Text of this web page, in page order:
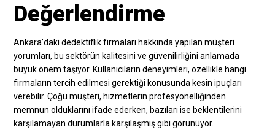
Değerlendirme
Ankara’daki dedektiflik firmaları hakkında yapılan müşteri
yorumları, bu sektörün kalitesini ve güvenilirliğini anlamada
büyük önem taşıyor. Kullanıcıların deneyimleri, özellikle hangi
firmaların tercih edilmesi gerektiği konusunda kesin ipuçları
verebilir. Çoğu müşteri, hizmetlerin profesyonelliğinden
memnun olduklarını ifade ederken, bazıları ise beklentilerini
karşılamayan durumlarla karşılaşmış gibi görünüyor.